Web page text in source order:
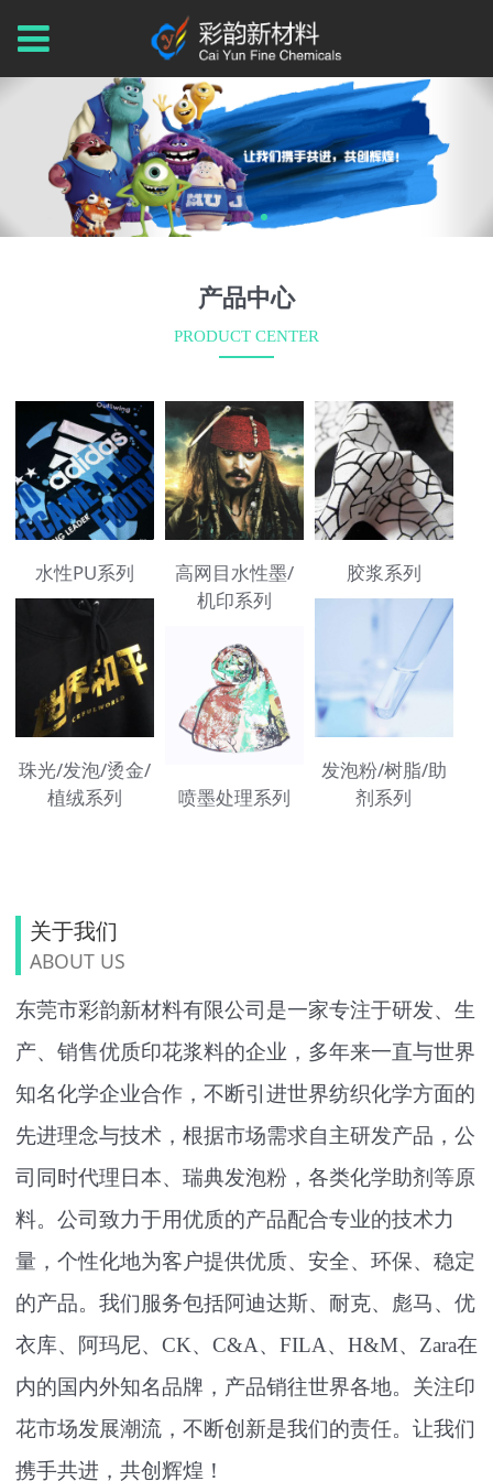
产品中心
PRODUCT CENTER
水性PU系列
珠光/发泡/烫金/
植绒系列
高网目水性墨/
机印系列
喷墨处理系列
胶浆系列
发泡粉/树脂/助
剂系列
关于我们
ABOUT US
东莞市彩韵新材料有限公司是一家专注于研发、生
产、销售优质印花浆料的企业，多年来一直与世界
知名化学企业合作，不断引进世界纺织化学方面的
先进理念与技术，根据市场需求自主研发产品 ，公
司同时代理日本、瑞典发泡粉，各类化学助剂等原
料。公司致力于用优质的产品配合专业的技术力
量，个性化地为客户提供优质、安全、环保、稳定
的产品。我们服务包括阿迪达斯、 耐克、 彪马、 优
衣库、阿玛尼、 CK、C&A、FILA、H&M、Zara在
内的国内外知名品牌，产品销往世界各地。关注印
花市场发展潮流，不断创新是我们的责任。让我们
携手共进，共创辉煌！